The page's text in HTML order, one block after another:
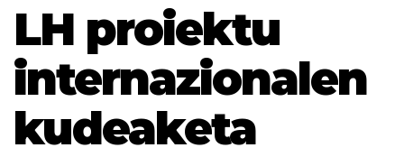
LH proiektu
internazionalen
kudeaketa